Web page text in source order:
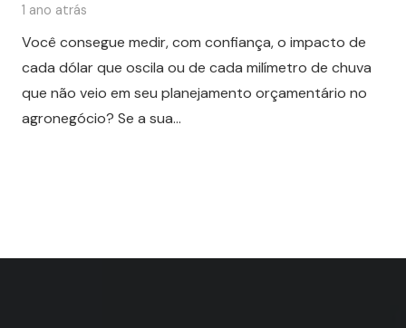
1 ano atrás
Você consegue medir, com confiança, o impacto de
cada dólar que oscila ou de cada milímetro de chuva
que não veio em seu planejamento orçamentário no
agronegócio? Se a sua…